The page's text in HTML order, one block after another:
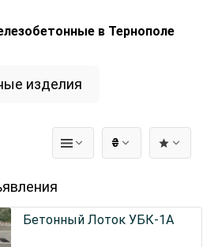
в Тернополе
изделия
₴
Бетонный Лоток УБК-1А